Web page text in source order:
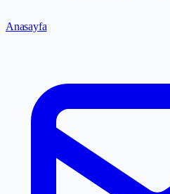
Anasayfa